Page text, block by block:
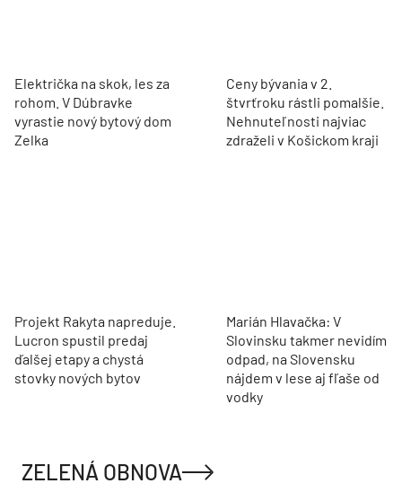
Električka na skok, les za
rohom. V Dúbravke
vyrastie nový bytový dom
Zelka
Ceny bývania v 2.
štvrťroku rástli pomalšie.
Nehnuteľnosti najviac
zdraželi v Košickom kraji
Projekt Rakyta napreduje.
Lucron spustil predaj
ďalšej etapy a chystá
stovky nových bytov
Marián Hlavačka: V
Slovinsku takmer nevidím
odpad, na Slovensku
nájdem v lese aj fľaše od
vodky
ZELENÁ OBNOVA